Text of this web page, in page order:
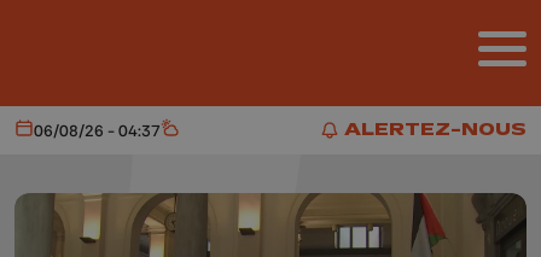
ALERTEZ-NOUS
ALERTEZ-NOUS
Aujourd'hui
06/08/26 - 04:37 Météo